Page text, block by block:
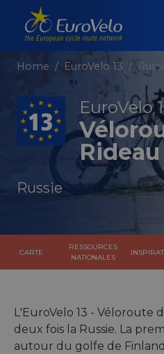
Home EuroVelo 13
EuroVelo
Russie
CARTE
RESSOURCES
NATIONALES
L'EuroVelo 13 - Véloroute
deux fois la Russie. La
autour du golfe de